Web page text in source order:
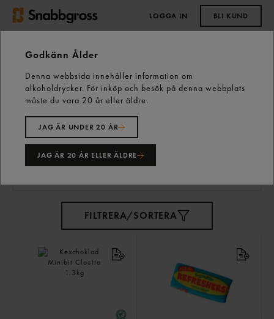
LOGGA IN BLI KUND
Start Vårt sortiment Snacks & Godis
Lösviktsgodis
Lösviktsgodis
FILTRERA/SORTERA
Godkänn Ålder
Denna webbsida innehåller information om
alkoholdrycker. För inköp och besök på denna webbplats
måste du vara 20 år eller äldre.
JAG ÄR UNDER 20 ÅR
JAG ÄR 20 ÅR ELLER ÄLDRE